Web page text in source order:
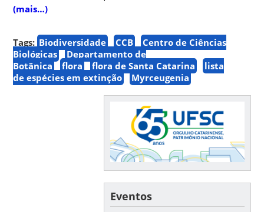
(mais…)
Tags: Biodiversidade CCB
Centro de Ciências
Biológicas
Departamento de
Botânica
flora flora de Santa Catarina
lista
de espécies em extinção
Myrceugenia
Eventos